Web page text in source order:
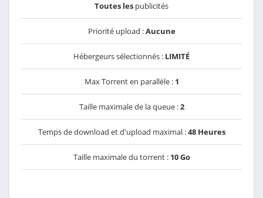
Toutes les publicités
Priorité upload :Aucune
Hébergeurs sélectionnés : LIMITÉ
Max Torrent en parallèle : 1
Taille maximale de la queue :2
Temps de download et d'upload maximal :48 Heures
Taille maximale du torrent : 10 Go